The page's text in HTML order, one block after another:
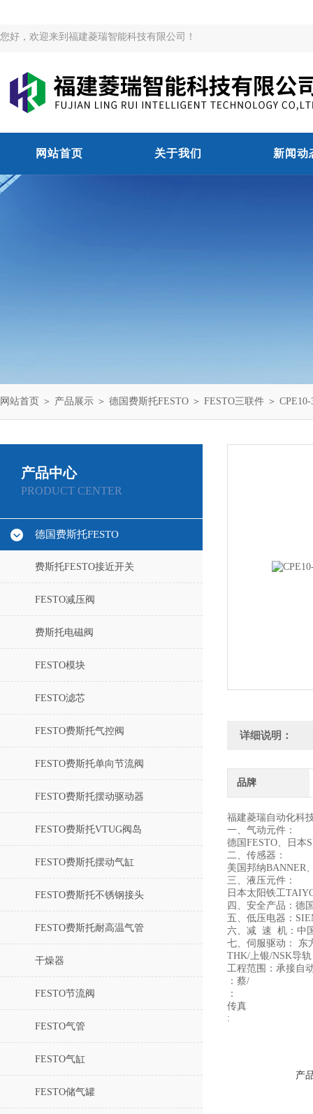
您好，欢迎来到福建菱瑞智能科技有限公司！
网站首页 关于我们 新闻动
网站首页 ＞ 产品展示 ＞ 德国费斯托FESTO ＞ FESTO三联件 ＞
产品中心
PRODUCT CENTER
德国费斯托FESTO
费斯托FESTO接近开关
FESTO减压阀
费斯托电磁阀
FESTO模块
FESTO滤芯
FESTO费斯托气控阀
FESTO费斯托单向节流阀
FESTO费斯托摆动驱动器
FESTO费斯托VTUG阀岛
FESTO费斯托摆动气缸
FESTO费斯托不锈钢接头
FESTO费斯托耐高温气管
干燥器
FESTO节流阀
FESTO气管
FESTO气缸
FESTO储气罐
详细说明：
品牌
福建菱瑞自动化科
一、气动元件：
德国FESTO、日本
二、传感器：
美国邦纳BANNER
三、液压元件：
日本太阳铁工
四、安全产品：德
五、低压电器：
六、减 速 机：中
七、伺服驱动： 东
THK/上银/NSK导
工程范围：承接自
：蔡/
：
传真
:
产